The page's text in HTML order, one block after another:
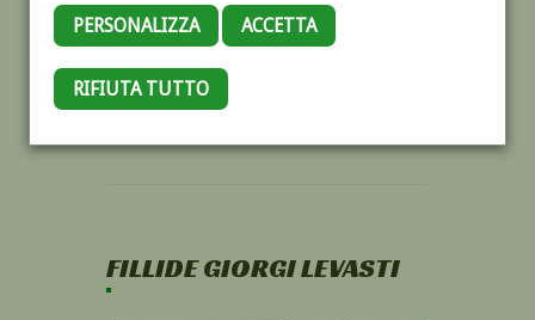
PERSONALIZZA ACCETTA
RIFIUTA TUTTO
FILLIDE GIORGI LEVASTI